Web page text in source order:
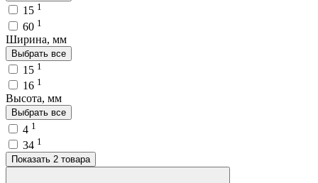
15 1
60 1
Ширина, мм
Выбрать все
15 1
16 1
Высота, мм
Выбрать все
4 1
34 1
Показать 2 товара